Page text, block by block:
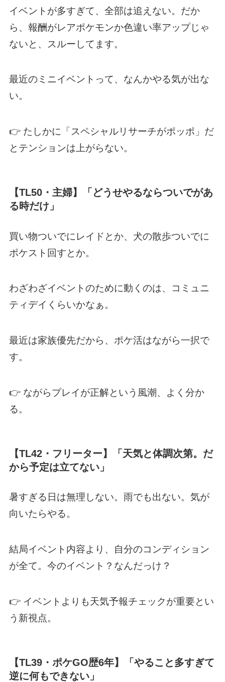
イベントが多すぎて、全部は追えない。だか
ら、報酬がレアポケモンか色違い率アップじゃ
ないと、スルーしてます。
最近のミニイベントって、なんかやる気が出な
い。
👉 たしかに「スペシャルリサーチがポッポ」だ
とテンションは上がらない。
【TL50・主婦】「どうせやるならついでがあ
る時だけ」
買い物ついでにレイドとか、犬の散歩ついでに
ポケスト回すとか。
わざわざイベントのために動くのは、コミュニ
ティデイくらいかなぁ。
最近は家族優先だから、ポケ活はながら一択で
す。
👉 ながらプレイが正解という風潮、よく分か
る。
【TL42・フリーター】「天気と体調次第。だ
から予定は立てない」
暑すぎる日は無理しない。雨でも出ない。気が
向いたらやる。
結局イベント内容より、自分のコンディション
が全て。今のイベント？なんだっけ？
👉 イベントよりも天気予報チェックが重要とい
う新視点。
【TL39・ポケGO歴6年】「やること多すぎて
逆に何もできない」